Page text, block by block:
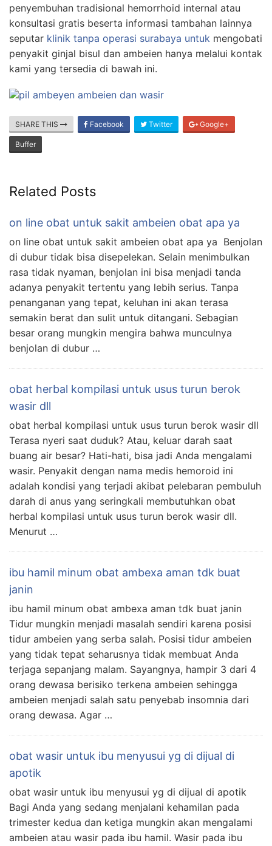
penyembuhan tradisional hemorrhoid internal atau
konsultasi gratis beserta informasi tambahan lainnya
seputar klinik tanpa operasi surabaya untuk mengobati
penyakit ginjal bisul dan ambeien hanya melalui kontak
kami yang tersedia di bawah ini.
SHARE THIS Facebook Twitter Google+
Buffer
Related Posts
on line obat untuk sakit ambeien obat apa ya
on line obat untuk sakit ambeien obat apa ya Benjolan
di dubur tidak bisa disepelekan. Selain menimbulkan
rasa tidak nyaman, benjolan ini bisa menjadi tanda
adanya penyakit tertentu yang lebih serius. Tanpa
penanganan yang tepat, keluhan ini akan terasa
semakin berat dan sulit untuk ditangani. Sebagian
besar orang mungkin mengira bahwa munculnya
benjolan di dubur …
obat herbal kompilasi untuk usus turun berok
wasir dll
obat herbal kompilasi untuk usus turun berok wasir dll
Terasa nyeri saat duduk? Atau, keluar darah saat
buang air besar? Hati-hati, bisa jadi Anda mengalami
wasir. Penyakit dengan nama medis hemoroid ini
adalah kondisi yang terjadi akibat pelebaran pembuluh
darah di anus yang seringkali membutuhkan obat
herbal kompilasi untuk usus turun berok wasir dll.
Menurut …
ibu hamil minum obat ambexa aman tdk buat
janin
ibu hamil minum obat ambexa aman tdk buat janin
Tidur mungkin menjadi masalah sendiri karena posisi
tidur ambeien yang serba salah. Posisi tidur ambeien
yang tidak tepat seharusnya tidak membuat Anda
terjaga sepanjang malam. Sayangnya, hampir 3 dari 4
orang dewasa berisiko terkena ambeien sehingga
ambeien menjadi salah satu penyebab insomnia dari
orang dewasa. Agar …
obat wasir untuk ibu menyusui yg di dijual di
apotik
obat wasir untuk ibu menyusui yg di dijual di apotik
Bagi Anda yang sedang menjalani kehamilan pada
trimester kedua dan ketiga mungkin akan mengalami
ambeien atau wasir pada ibu hamil. Wasir pada ibu